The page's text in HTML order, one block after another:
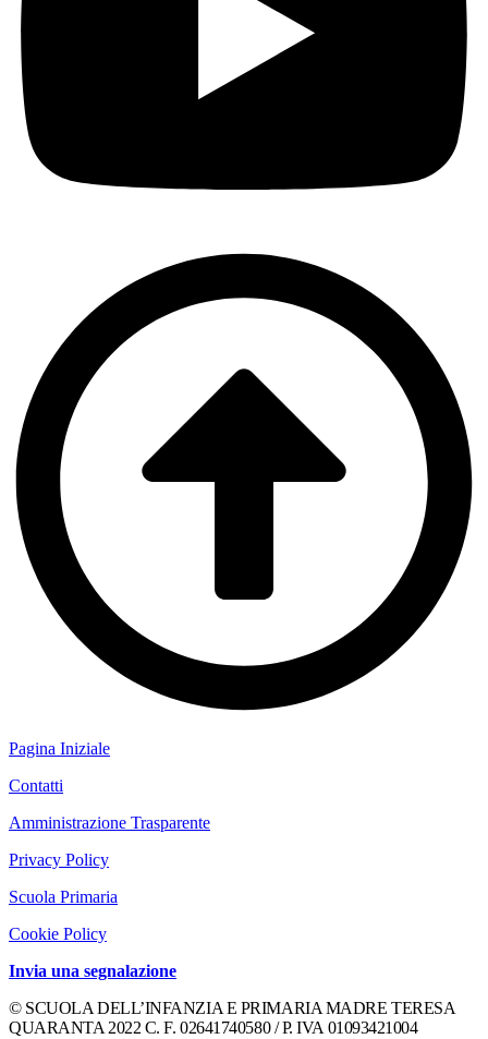
Pagina Iniziale
Contatti
Amministrazione Trasparente
Privacy Policy
Scuola Primaria
Cookie Policy
Invia una segnalazione
© SCUOLA DELL’INFANZIA E PRIMARIA MADRE TERESA
QUARANTA 2022 C. F. 02641740580 / P. IVA 01093421004